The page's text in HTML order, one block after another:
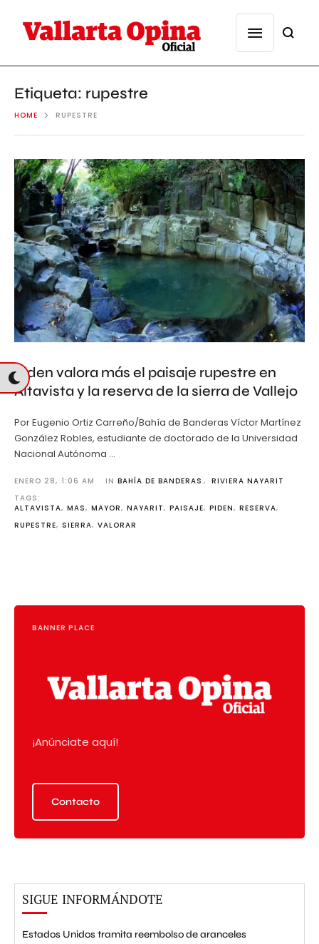
Etiqueta: rupestre
HOME RUPESTRE
Piden valora más el paisaje rupestre en
Altavista y la reserva de la sierra de Vallejo
Por Eugenio Ortiz Carreño/Bahía de Banderas Víctor Martínez
González Robles, estudiante de doctorado de la Universidad
Nacional Autónoma …
ENERO 28, 1:06 AM IN BAHÍA DE BANDERAS , RIVIERA NAYARIT
TAGS:
ALTAVISTA, MAS, MAYOR, NAYARIT, PAISAJE, PIDEN, RESERVA,
RUPESTRE, SIERRA, VALORAR
BANNER PLACE
¡Anúnciate aquí!
Contacto
SIGUE INFORMÁNDOTE
Estados Unidos tramita reembolso de aranceles